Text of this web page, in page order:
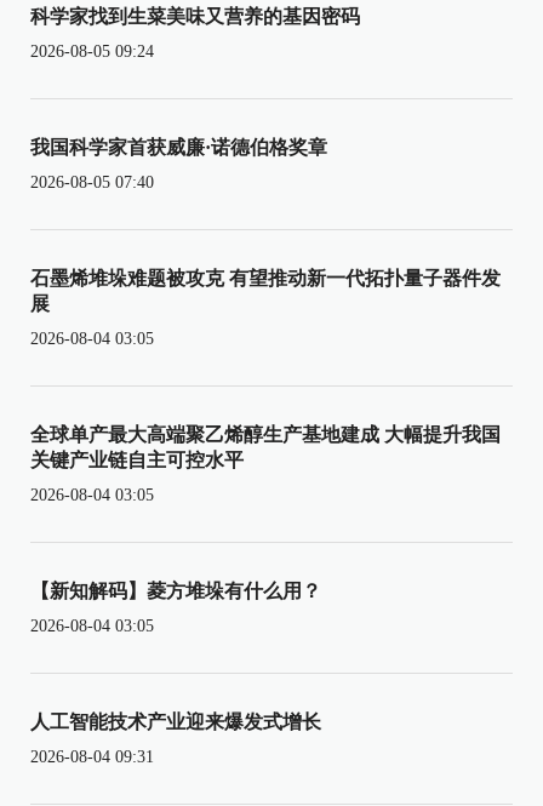
科学家找到生菜美味又营养的基因密码
2026-08-05 09:24
我国科学家首获威廉·诺德伯格奖章
2026-08-05 07:40
石墨烯堆垛难题被攻克 有望推动新一代拓扑量子器件发
展
2026-08-04 03:05
全球单产最大高端聚乙烯醇生产基地建成 大幅提升我国
关键产业链自主可控水平
2026-08-04 03:05
【新知解码】菱方堆垛有什么用？
2026-08-04 03:05
人工智能技术产业迎来爆发式增长
2026-08-04 09:31